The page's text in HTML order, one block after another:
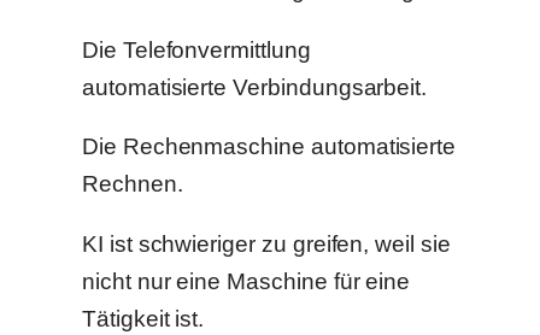
Die Telefonvermittlung
automatisierte Verbindungsarbeit.
Die Rechenmaschine automatisierte
Rechnen.
KI ist schwieriger zu greifen, weil sie
nicht nur eine Maschine für eine
Tätigkeit ist.